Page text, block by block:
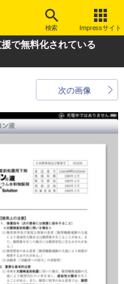
検索 Impressサイト
で無料化されている
次の画像